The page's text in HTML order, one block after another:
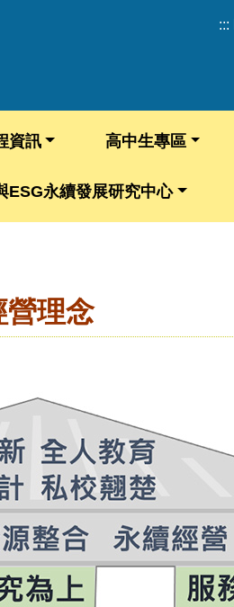
:::
資訊 高中生專區
ESG永續發展研究中心
營理念